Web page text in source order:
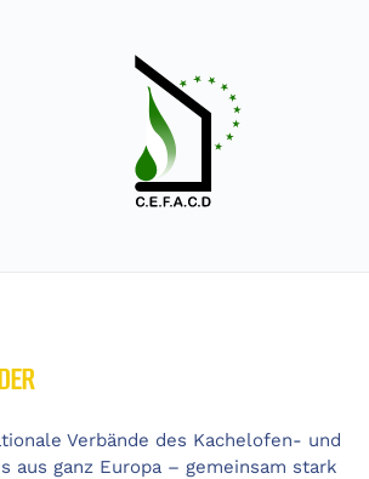
Verbände des Kachelofen- und
aus ganz Europa – gemeinsam stark